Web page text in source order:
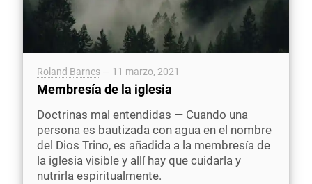
Roland Barnes — 11 marzo, 2021
Membresía de la iglesia
Doctrinas mal entendidas — Cuando una
persona es bautizada con agua en el nombre
del Dios Trino, es añadida a la membresía de
la iglesia visible y allí hay que cuidarla y
nutrirla espiritualmente.